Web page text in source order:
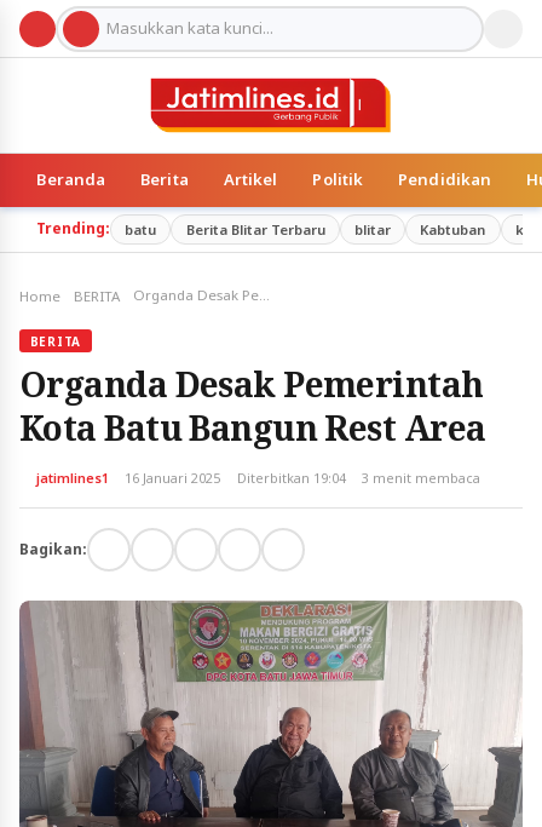
Beranda Berita Artikel Politik Pendidikan
Trending: batu Berita Blitar Terbaru blitar Kabtuban
Home BERITA
BERITA
Organda Desak Pemerintah
Kota Batu Bangun Rest Area
jatimlines1 16 Januari 2025 Diterbitkan 19:04 3 menit membaca
Bagikan: